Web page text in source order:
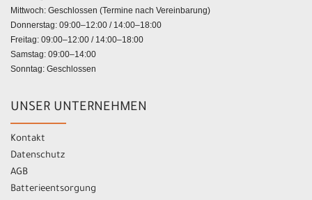
Mittwoch: Geschlossen (Termine nach Vereinbarung)
Donnerstag: 09:00–12:00 / 14:00–18:00
Freitag: 09:00–12:00 / 14:00–18:00
Samstag: 09:00–14:00
Sonntag: Geschlossen
UNSER UNTERNEHMEN
Kontakt
Datenschutz
AGB
Batterieentsorgung